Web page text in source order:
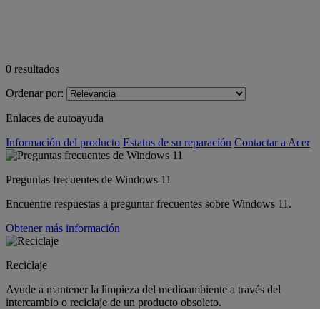
0 resultados
Ordenar por:
Enlaces de autoayuda
Información del producto Estatus de su reparación Contactar a Acer
Preguntas frecuentes de Windows 11
Encuentre respuestas a preguntar frecuentes sobre Windows 11.
Obtener más información
Reciclaje
Ayude a mantener la limpieza del medioambiente a través del
intercambio o reciclaje de un producto obsoleto.